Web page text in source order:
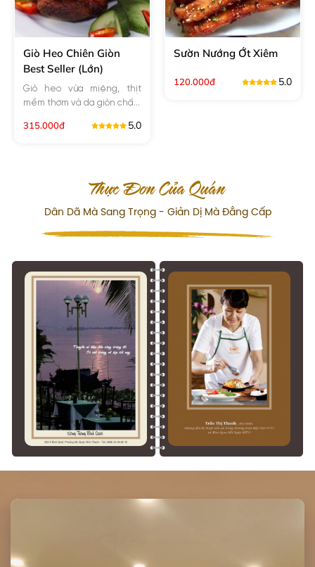
Giò Heo Chiên Giòn
Best Seller (Lớn)
Giò heo vừa miệng, thịt
mềm thơm và da giòn chấm
bảo vệ sinh an toàn thực
lượng tốt. Không gian quán
hợp họp mặt bạn bè, tiệc
gia đình.
315.000đ 5.0
Sườn Nướng Ớt Xiêm
120.000đ 5.0
Thực Đơn Của Quán
Dân Dã Mà Sang Trọng - Giản Dị Mà Đẳng Cấp